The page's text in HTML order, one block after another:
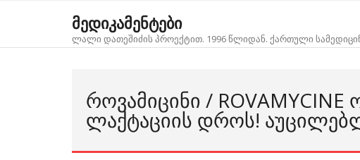
მედიკამენტები
ლალი დათეშიძის პროექტით. 1996 წლიდან. ქართული
ᲠᲝᲕᲐᲛᲘᲪᲘᲜᲘ /
ᲚᲐᲥᲢᲐᲪᲘᲘᲡ ᲓᲠᲝᲡ!